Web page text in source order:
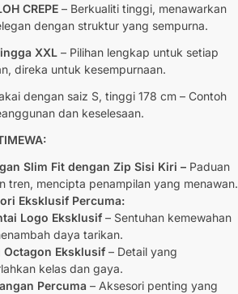
CREPE – Berkualiti tinggi, menawarkan
dengan struktur yang sempurna.
XXL – Pilihan lengkap untuk setiap
direka untuk kesempurnaan.
dengan saiz S, tinggi 178 cm – Contoh
dan keselesaan.
Slim Fit dengan Zip Sisi Kiri – Paduan
tren, mencipta penampilan yang menawan.
Eksklusif Percuma:
Logo Eksklusif – Sentuhan kemewahan
daya tarikan.
Octagon Eksklusif – Detail yang
kelas dan gaya.
Percuma – Aksesori penting yang